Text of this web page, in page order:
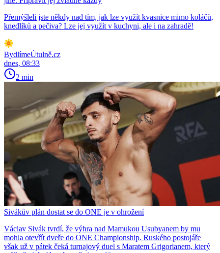
Přemýšleli jste někdy nad tím, jak lze využít kvasnice mimo koláčů,
knedlíků a pečiva? Lze jej využít v kuchyni, ale i na zahradě!
BydlímeÚtulně.cz
dnes, 08:33
2 min
Sivákův plán dostat se do ONE je v ohrožení
Václav Sivák tvrdí, že výhra nad Mamukou Usubyanem by mu
mohla otevřít dveře do ONE Championship. Ruského postojáře
však už v pátek čeká turnajový duel s Maratem Grigorianem, který